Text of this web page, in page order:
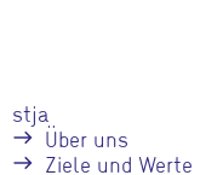
stja
Über uns
Ziele und Werte